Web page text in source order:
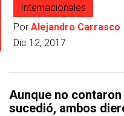
Internacionales
Por Alejandro Carrasco
Dic 12, 2017
Aunque no
sucedió, ambos